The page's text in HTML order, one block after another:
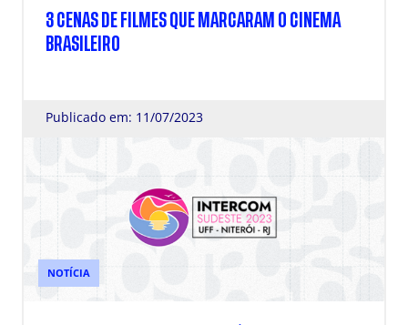
3 CENAS DE FILMES QUE MARCARAM O CINEMA
BRASILEIRO
Publicado em: 11/07/2023
NOTÍCIA